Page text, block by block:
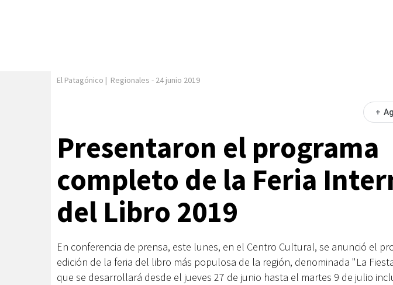
El Patagónico | Regionales - 24 junio 2019
+
Presentaron el programa
completo de la Feria
del Libro 2019
En conferencia de prensa, este lunes, en el Centro Cultural, se anunció el
edición de la feria del libro más populosa de la región, denominada "La
que se desarrollará desde el jueves 27 de junio hasta el martes 9 de julio